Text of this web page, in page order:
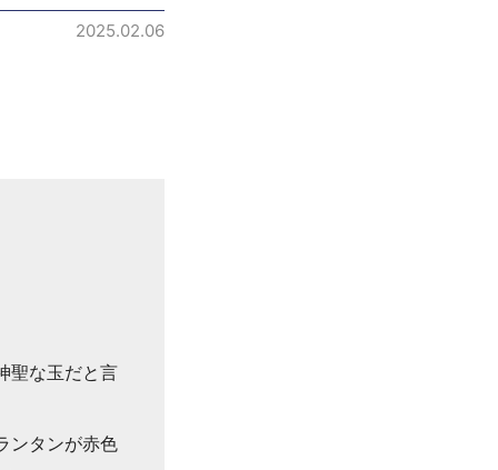
2025.02.06
聖な玉だと言
ンタンが赤色